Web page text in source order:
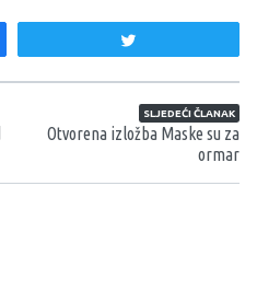
SLJEDEĆI ČLANAK
Otvorena izložba Maske su za
ormar